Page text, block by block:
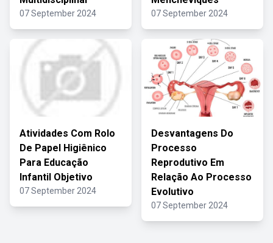
07 September 2024 07 September 2024
Atividades Com Rolo
De Papel Higiênico
Para Educação
Infantil Objetivo
07 September 2024
Desvantagens Do
Processo
Reprodutivo Em
Relação Ao Processo
Evolutivo
07 September 2024